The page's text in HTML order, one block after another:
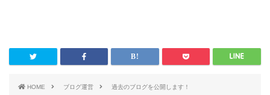
HOME ブログ運営 過去のブログを公開します！